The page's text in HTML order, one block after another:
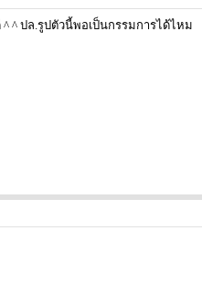
^ ปล.รูปตัวนี้พอเป็นกรรมการได้ไหม